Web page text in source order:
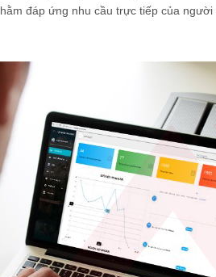
đáp ứng nhu cầu trực tiếp của